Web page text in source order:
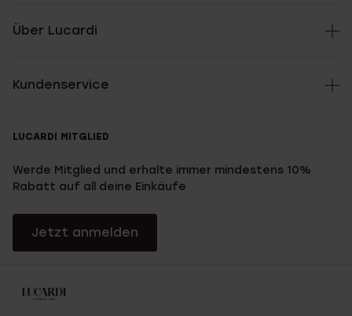
Über Lucardi
Kundenservice
LUCARDI MITGLIED
Werde Mitglied und erhalte immer mindestens 10%
Rabatt auf all deine Einkäufe
Jetzt anmelden